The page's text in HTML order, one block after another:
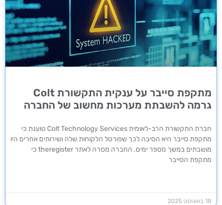
מתקפת סייבר על ענקית התקשורת Colt
גרמה להשבתת מערכות מחשוב של החברה
חברת התקשורת הרב-לאומית Colt Technology Services טוענת כי
מתקפת סייבר היא הסיבה לכך שפורטל הלקוחות שלה ושירותים אחרים היו
מושבתים במשך מספר ימים. החברה מסרה לאתר theregister כי
מתקפת הסייבר
18 באוגוסט 2025